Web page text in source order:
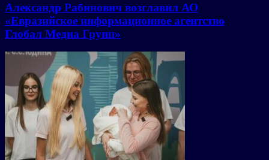
Александр Рабинович возглавил АО
«Евразийское информационное агентство
Глобал Медиа Групп»